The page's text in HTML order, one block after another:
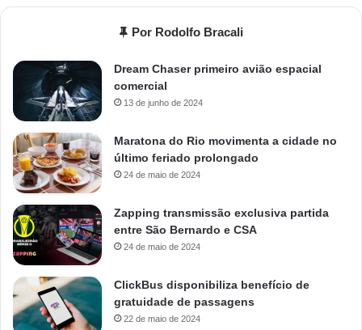
Por Rodolfo Bracali
Dream Chaser primeiro avião espacial
comercial
13 de junho de 2024
Maratona do Rio movimenta a cidade no
último feriado prolongado
24 de maio de 2024
Zapping transmissão exclusiva partida
entre São Bernardo e CSA
24 de maio de 2024
ClickBus disponibiliza benefício de
gratuidade de passagens
22 de maio de 2024